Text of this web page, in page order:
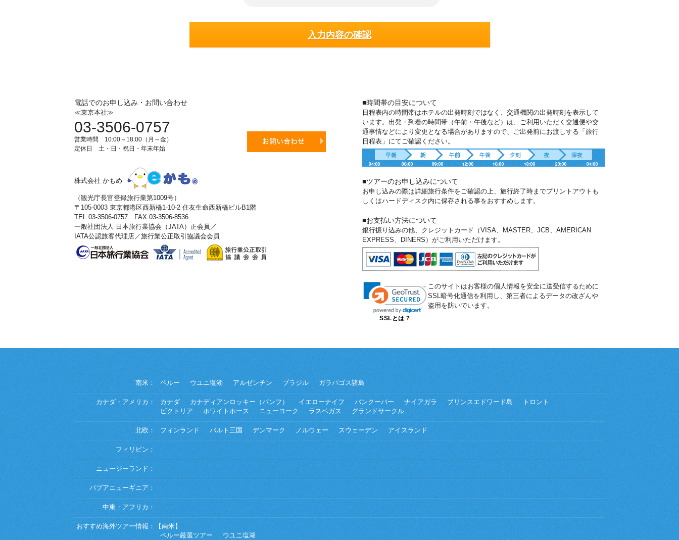
電話でのお申し込み・お問い合わせ
≪東京本社≫
03-3506-0757
営業時間 10:00～18:00（月～金）
定休日 土・日・祝日・年末年始
株式会社 かもめ
（観光庁長官登録旅行業第1009号）
〒105-0003 東京都港区西新橋1-10-2 住友生命西新橋ビルB1階
TEL 03-3506-0757 FAX 03-3506-8536
一般社団法人 日本旅行業協会（JATA）正会員／
IATA公認旅客代理店／旅行業公正取引協議会会員
■時間帯の目安について
日程表内の時間帯はホテルの出発時刻ではなく、交通機関の出発時刻を表示して
います。出発・到着の時間帯（午前・午後など）は、ご利用いただく交通便や交
通事情などにより変更となる場合がありますので、ご出発前にお渡しする「旅行
日程表」にてご確認ください。
■ツアーのお申し込みについて
お申し込みの際は詳細旅行条件をご確認の上、旅行終了時までプリントアウトも
しくはハードディスク内に保存される事をおすすめします。
■お支払い方法について
銀行振り込みの他、クレジットカード（VISA、MASTER、JCB、AMERICAN
EXPRESS、DINERS）がご利用いただけます。
SSLとは？
このサイトはお客様の個人情報を安全に送受信するために
SSL暗号化通信を利用し、第三者によるデータの改ざんや
盗用を防いでいます。
南米： ペルー ウユニ塩湖 アルゼンチン ブラジル ガラパゴス諸島
カナダ・アメリカ： カナダ カナディアンロッキー（バンフ） イエローナイフ バンクーバー ナイアガラ プリンスエドワード島
トロント
ビクトリア
ホワイトホース ニューヨーク ラスベガス グランドサークル
北欧： フィンランド バルト三国 デンマーク ノルウェー スウェーデン アイスランド
フィリピン：
ニュージーランド：
パプアニューギニア：
中東・アフリカ：
おすすめ海外ツアー情報：
【南米】
ペルー厳選ツアー
ウユニ塩湖